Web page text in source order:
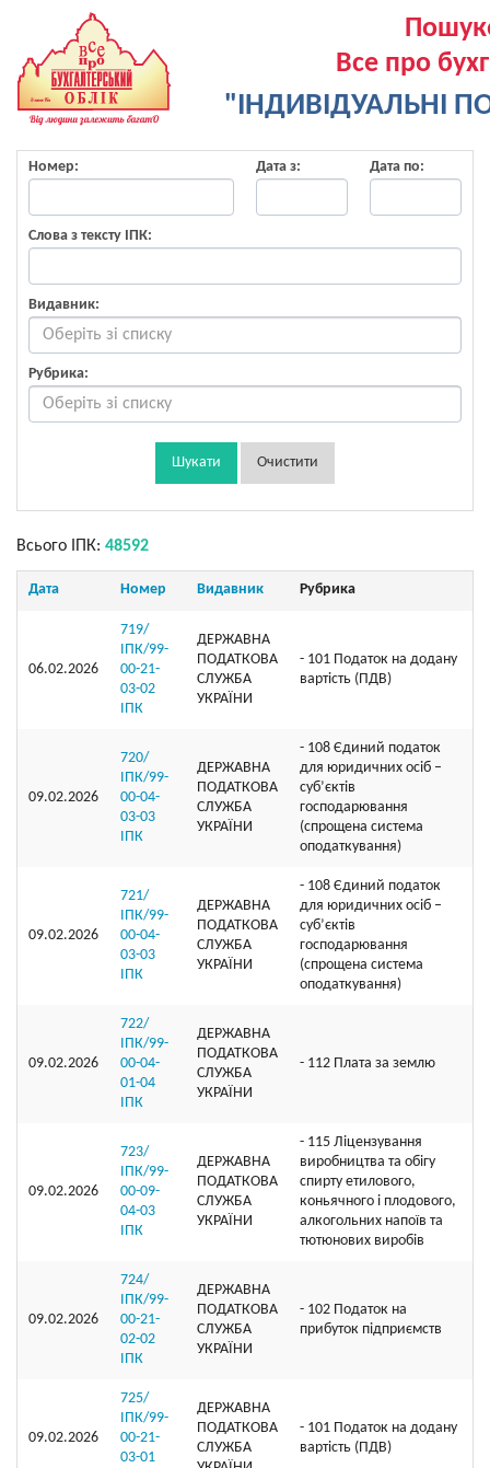
Все про
"ІНДИВІДУАЛЬНІ
Номер: Дата з: Дата по:
Слова з тексту ІПК:
Видавник:
Рубрика:
Шукати Очистити
Всього ІПК: 48592
Дата Номер Видавник Рубрика
06.02.2026
719/
ІПК/99-
00-21-
03-02
ІПК
ДЕРЖАВНА
ПОДАТКОВА
СЛУЖБА
УКРАЇНИ
- 101 Податок на додану
вартість (ПДВ)
09.02.2026
720/
ІПК/99-
00-04-
03-03
ІПК
ДЕРЖАВНА
ПОДАТКОВА
СЛУЖБА
УКРАЇНИ
- 108 Єдиний податок
для юридичних осіб –
суб’єктів
господарювання
(спрощена система
оподаткування)
09.02.2026
721/
ІПК/99-
00-04-
03-03
ІПК
ДЕРЖАВНА
ПОДАТКОВА
СЛУЖБА
УКРАЇНИ
- 108 Єдиний податок
для юридичних осіб –
суб’єктів
господарювання
(спрощена система
оподаткування)
09.02.2026
722/
ІПК/99-
00-04-
01-04
ІПК
ДЕРЖАВНА
ПОДАТКОВА
СЛУЖБА
УКРАЇНИ
- 112 Плата за землю
09.02.2026
723/
ІПК/99-
00-09-
04-03
ІПК
ДЕРЖАВНА
ПОДАТКОВА
СЛУЖБА
УКРАЇНИ
- 115 Ліцензування
виробництва та обігу
спирту етилового,
коньячного і плодового,
алкогольних напоїв та
тютюнових виробів
09.02.2026
724/
ІПК/99-
00-21-
02-02
ІПК
ДЕРЖАВНА
ПОДАТКОВА
СЛУЖБА
УКРАЇНИ
- 102 Податок на
прибуток підприємств
09.02.2026
725/
ІПК/99-
00-21-
03-01
ДЕРЖАВНА
ПОДАТКОВА
СЛУЖБА
- 101 Податок на додану
вартість (ПДВ)